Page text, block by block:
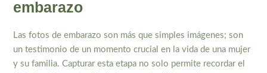
embarazo
Las fotos de embarazo son más que simples imágenes; son
un testimonio de un momento crucial en la vida de una mujer
y su familia. Capturar esta etapa no solo permite recordar el